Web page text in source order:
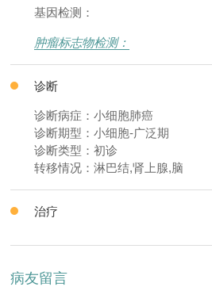
基因检测：
肿瘤标志物检测：
诊断
诊断病症：小细胞肺癌
诊断期型：小细胞-广泛期
诊断类型：初诊
转移情况：淋巴结,肾上腺,脑
治疗
病友留言